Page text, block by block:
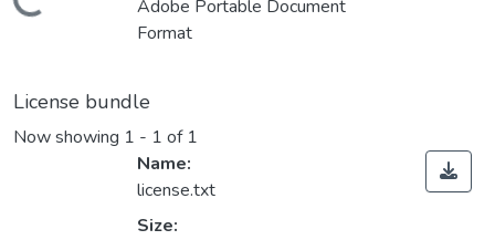
Loading...
Adobe Portable Document
Format
License bundle
Now showing 1 - 1 of 1
Name:
license.txt
Size: